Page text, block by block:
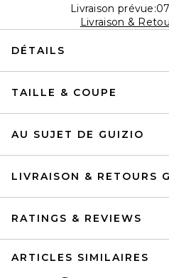
Livraison
Livraison &
DÉTAILS
TAILLE & COUPE
AU SUJET DE GUIZIO
LIVRAISON & RETOURS
RATINGS & REVIEWS
ARTICLES SIMILAIRES